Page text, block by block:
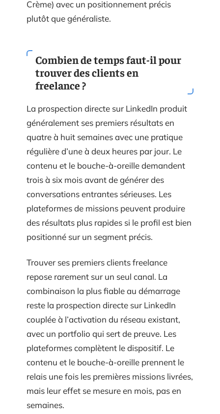
Crème) avec un positionnement précis
plutôt que généraliste.
Combien de temps faut-il pour
trouver des clients en
freelance ?
La prospection directe sur LinkedIn produit
généralement ses premiers résultats en
quatre à huit semaines avec une pratique
régulière d’une à deux heures par jour. Le
contenu et le bouche-à-oreille demandent
trois à six mois avant de générer des
conversations entrantes sérieuses. Les
plateformes de missions peuvent produire
des résultats plus rapides si le profil est bien
positionné sur un segment précis.
Trouver ses premiers clients freelance
repose rarement sur un seul canal. La
combinaison la plus fiable au démarrage
reste la prospection directe sur LinkedIn
couplée à l’activation du réseau existant,
avec un portfolio qui sert de preuve. Les
plateformes complètent le dispositif. Le
contenu et le bouche-à-oreille prennent le
relais une fois les premières missions livrées,
mais leur effet se mesure en mois, pas en
semaines.